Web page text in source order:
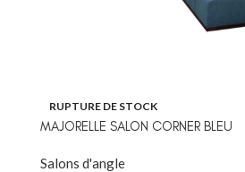
RUPTURE DE STOCK
MAJORELLE SALON CORNER BLEU
Salons d'angle